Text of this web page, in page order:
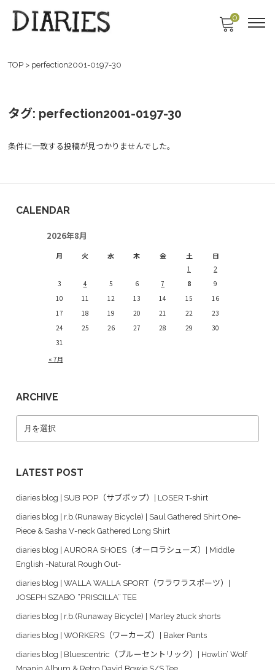
0
TOP > perfection2001-0197-30
タグ: perfection2001-0197-30
条件に一致する投稿が見つかりませんでした。
CALENDAR
2026年8月
月 火 水 木 金 土 日
« 7月
1
2
3
4 5 6 7 8
9
10
11 12 13 14 15
16
17
18 19 20 21 22
23
24
25 26 27 28 29
30
31
ARCHIVE
LATEST POST
diaries blog | SUB POP（サブポップ）| LOSER T-shirt
diaries blog | r.b.(Runaway Bicycle) | Saul Gathered Shirt One-
Piece & Sasha V-neck Gathered Long Shirt
diaries blog | AURORA SHOES（オーロラシューズ）| Middle
English -Natural Rough Out-
diaries blog | WALLA WALLA SPORT（ワラワラスポーツ）|
JOSEPH SZABO “PRISCILLA” TEE
diaries blog | r.b.(Runaway Bicycle) | Marley 2tuck shorts
diaries blog | WORKERS（ワーカーズ）| Baker Pants
diaries blog | Bluescentric（ブルーセントリック）| Howlin’ Wolf